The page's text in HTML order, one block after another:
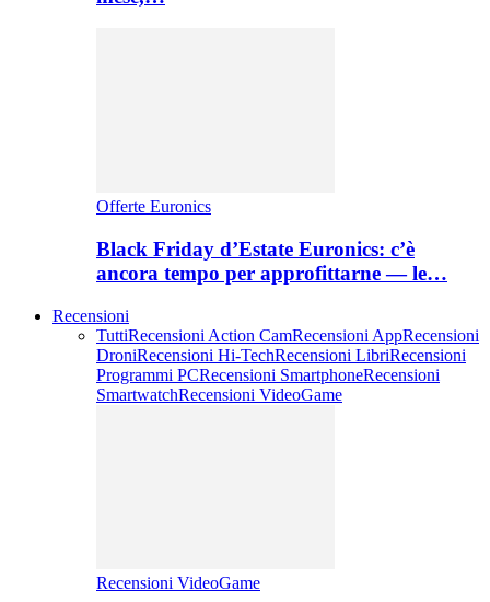
Offerte Euronics
Black Friday d’Estate Euronics: c’è
ancora tempo per approfittarne — le…
Recensioni
TuttiRecensioni Action CamRecensioni AppRecensioni
DroniRecensioni Hi-TechRecensioni LibriRecensioni
Programmi PCRecensioni SmartphoneRecensioni
SmartwatchRecensioni VideoGame
Recensioni VideoGame